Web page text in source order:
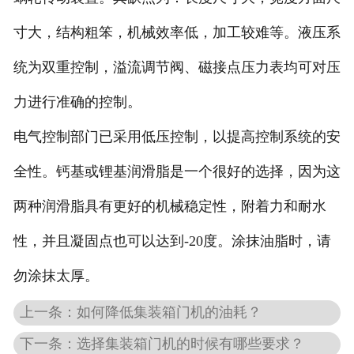
寸大，结构粗笨，机械效率低，加工较难等。液压系
统为双重控制，溢流调节阀、磁接点压力表均可对压
力进行准确的控制。
电气控制部门已采用低压控制，以提高控制系统的安
全性。钙基或锂基润滑脂是一个很好的选择，因为这
两种润滑脂具有更好的机械稳定性，附着力和耐水
性，并且凝固点也可以达到-20度。涂抹油脂时，请
勿涂抹太厚。
上一条：如何降低集装箱门机的油耗？
下一条：选择集装箱门机的时候有哪些要求？